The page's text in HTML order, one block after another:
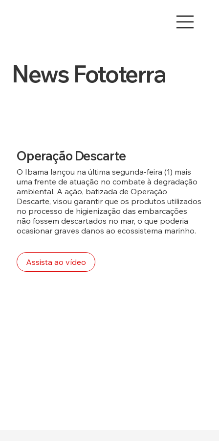
News Fototerra
Operação Descarte
O Ibama lançou na última segunda-feira (1) mais
uma frente de atuação no combate à degradação
ambiental. A ação, batizada de Operação
Descarte, visou garantir que os produtos utilizados
no processo de higienização das embarcações
não fossem descartados no mar, o que poderia
ocasionar graves danos ao ecossistema marinho.
Assista ao vídeo